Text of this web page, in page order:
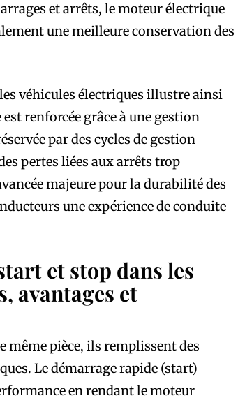
et arrêts, le moteur électrique
une meilleure conservation des
véhicules électriques illustre ainsi
renforcée grâce à une gestion
par des cycles de gestion
pertes liées aux arrêts trop
majeure pour la durabilité des
une expérience de conduite
et stop dans les
avantages et
même pièce, ils remplissent des
Le démarrage rapide (start)
en rendant le moteur